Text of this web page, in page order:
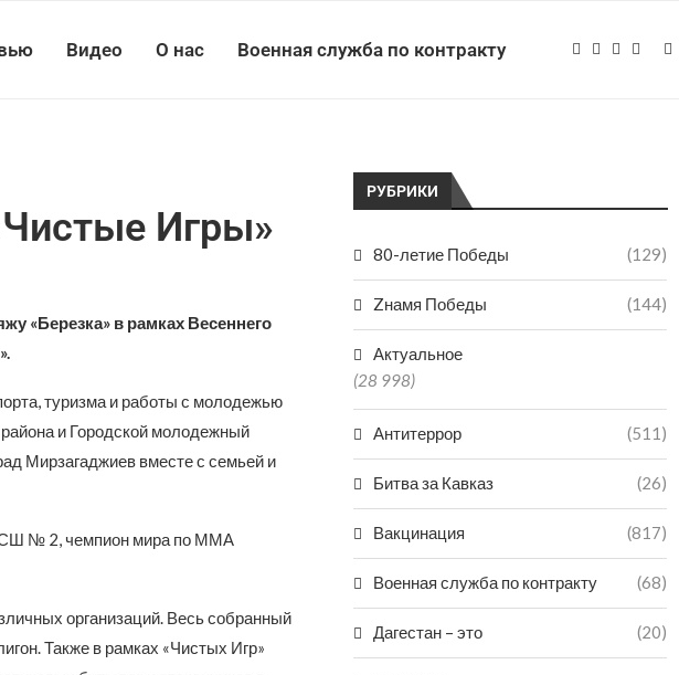
Видео О нас Военная служба по контракту
Игры»
«Березка» в рамках Весеннего
туризма и работы с молодежью
и Городской молодежный
Мирзагаджиев вместе с семьей и
№ 2, чемпион мира по ММА
организаций. Весь собранный
Также в рамках «Чистых Игр»
РУБРИКИ
80-летие Победы (129)
Zнамя Победы (144)
Актуальное
(28 998)
Антитеррор (511)
Битва за Кавказ (26)
Вакцинация (817)
Военная служба по контракту (68)
Дагестан – это (20)